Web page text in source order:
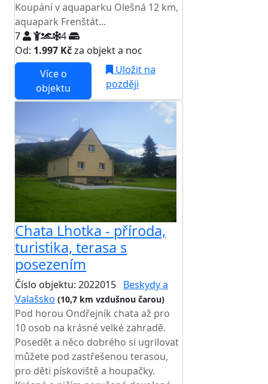
Koupání v aquaparku Olešná 12 km,
aquapark Frenštát...
7
4
Od: 1.997 Kčza objekt a noc
Více o
objektu
Uložit na
později
Chata Lhotka - příroda,
turistika, terasa s
posezením
Číslo objektu: 2022015 Beskydy a
Valašsko (10,7 km vzdušnou čarou)
Pod horou Ondřejník chata až pro
10 osob na krásné velké zahradě.
Posedět a něco dobrého si ugrilovat
můžete pod zastřešenou terasou,
pro děti pískoviště a houpačky.